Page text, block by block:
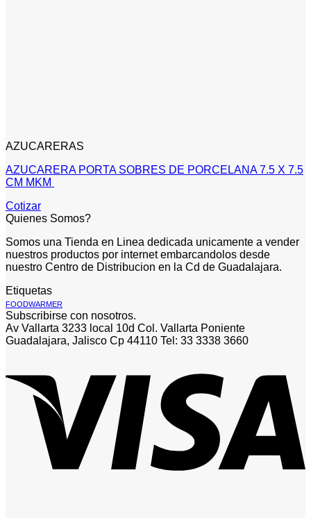
AZUCARERAS
AZUCARERA PORTA SOBRES DE PORCELANA 7.5 X 7.5
CM MKM
Cotizar
Quienes Somos?
Somos una Tienda en Linea dedicada unicamente a vender
nuestros productos por internet embarcandolos desde
nuestro Centro de Distribucion en la Cd de Guadalajara.
Etiquetas
FOODWARMER
Subscribirse con nosotros.
Av Vallarta 3233 local 10d Col. Vallarta Poniente
Guadalajara, Jalisco Cp 44110 Tel: 33 3338 3660